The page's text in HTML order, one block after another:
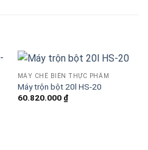
MÁY CHẾ BIẾN THỰC PHẨM
Máy trộn bột 20l HS-20
60.820.000 ₫